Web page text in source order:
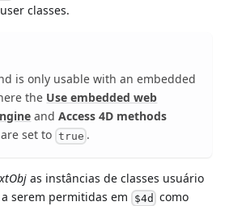
classes.
is only usable with an embedded
the Use embedded web
andAccess 4D methods
set to true .
as instâncias de classes usuário
serem permitidas em $4d como